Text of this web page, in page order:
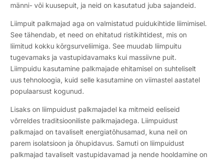
männi- või kuusepuit, ja neid on kasutatud juba sajandeid.
Liimpuit palkmajad aga on valmistatud puidukihtide liimimisel.
See tähendab, et need on ehitatud ristikihtidest, mis on
liimitud kokku kõrgsurveliimiga. See muudab liimpuitu
tugevamaks ja vastupidavamaks kui massiivne puit.
Liimpuidu kasutamine palkmajade ehitamisel on suhteliselt
uus tehnoloogia, kuid selle kasutamine on viimastel aastatel
populaarsust kogunud.
Lisaks on liimpuidust palkmajadel ka mitmeid eeliseid
võrreldes traditsiooniliste palkmajadega. Liimpuidust
palkmajad on tavaliselt energiatõhusamad, kuna neil on
parem isolatsioon ja õhupidavus. Samuti on liimpuidust
palkmajad tavaliselt vastupidavamad ja nende hooldamine on